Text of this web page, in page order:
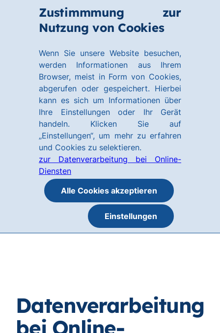
Zustimmmung zur
Nutzung von Cookies
Wenn Sie unsere Website besuchen,
werden Informationen aus Ihrem
Browser, meist in Form von Cookies,
abgerufen oder gespeichert. Hierbei
kann es sich um Informationen über
Ihre Einstellungen oder Ihr Gerät
handeln. Klicken Sie auf
„Einstellungen“, um mehr zu erfahren
und Cookies zu selektieren.
zur Datenverarbeitung bei Online-
Diensten
Alle Cookies akzeptieren
Einstellungen
Hauptinhalt
Datenverarbeitung